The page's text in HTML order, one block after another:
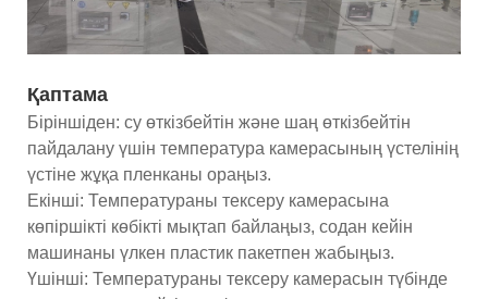
Қаптама
Біріншіден: су өткізбейтін және шаң өткізбейтін
пайдалану үшін температура камерасының үстелінің
үстіне жұқа пленканы ораңыз.
Екінші: Температураны тексеру камерасына
көпіршікті көбікті мықтап байлаңыз, содан кейін
машинаны үлкен пластик пакетпен жабыңыз.
Үшінші: Температураны тексеру камерасын түбінде